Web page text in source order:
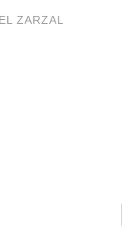
ZARZAL